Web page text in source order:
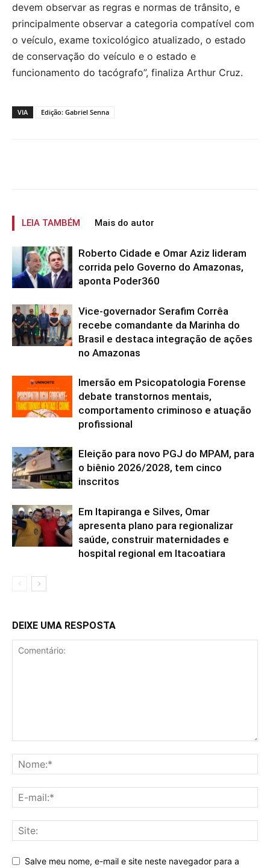
devem observar as regras e normas de trânsito, e
principalmente observar a categoria compatível com
o veículo, exame toxicológico atualizado, o estado
de conservação do veículo e o estado e
funcionamento do tacógrafo”, finaliza Arthur Cruz.
VIA Edição: Gabriel Senna
LEIA TAMBÉM Mais do autor
Roberto Cidade e Omar Aziz lideram
corrida pelo Governo do Amazonas,
aponta Poder360
Vice-governador Serafim Corrêa
recebe comandante da Marinha do
Brasil e destaca integração de ações
no Amazonas
Imersão em Psicopatologia Forense
debate transtornos mentais,
comportamento criminoso e atuação
profissional
Eleição para novo PGJ do MPAM, para
o biênio 2026/2028, tem cinco
inscritos
Em Itapiranga e Silves, Omar
apresenta plano para regionalizar
saúde, construir maternidades e
hospital regional em Itacoatiara
DEIXE UMA RESPOSTA
Salve meu nome, e-mail e site neste navegador para a